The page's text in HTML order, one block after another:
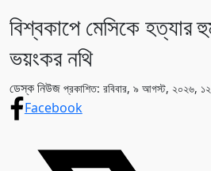
বিশ্বকাপে মেসিকে হত্যার
ভয়ংকর নথি
ডেস্ক নিউজ প্রকাশিত: রবিবার, ৯ আগস্ট, ২০২৬,
Facebook